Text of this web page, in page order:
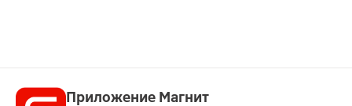
Приложение Магнит